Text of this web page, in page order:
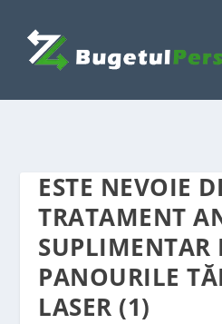
ESTE NEVOIE
TRATAMENT
SUPLIMENTAR
PANOURILE
LASER (1)